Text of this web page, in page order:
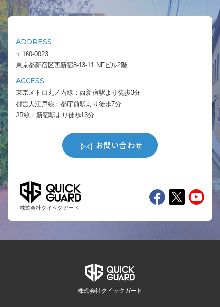
株式会社クイックガード
ADDRESS
〒160-0023
東京都新宿区西新宿8-13-11 NFビル2階
ACCESS
東京メトロ丸ノ内線：西新宿駅より徒歩3分
都営大江戸線：都庁前駅より徒歩7分
JR線：新宿駅より徒歩13分
お問い合わせ
株式会社クイックガード